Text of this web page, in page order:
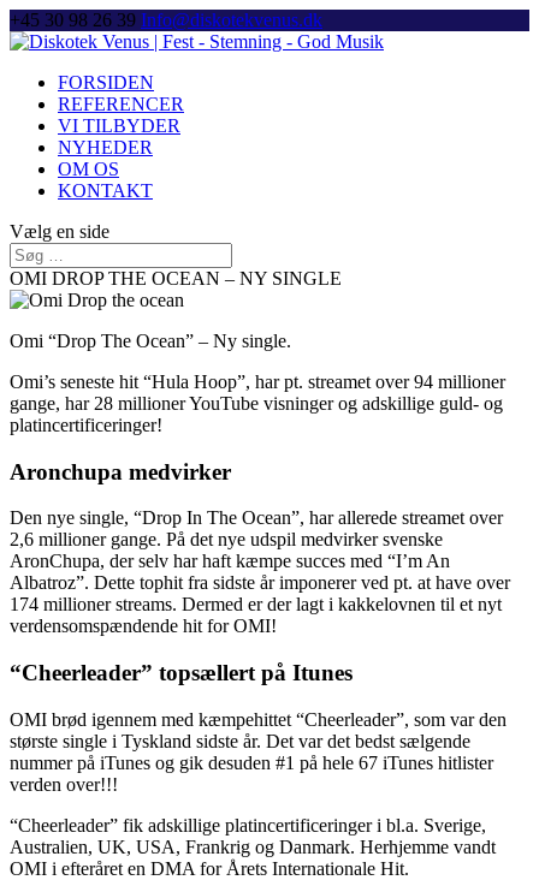
+45 30 98 26 39 Info@diskotekvenus.dk
FORSIDEN
REFERENCER
VI TILBYDER
NYHEDER
OM OS
KONTAKT
Vælg en side
OMI DROP THE OCEAN – NY SINGLE
Omi “Drop The Ocean” – Ny single.
Omi’s seneste hit “Hula Hoop”, har pt. streamet over 94 millioner
gange, har 28 millioner YouTube visninger og adskillige guld- og
platincertificeringer!
Aronchupa medvirker
Den nye single, “Drop In The Ocean”, har allerede streamet over
2,6 millioner gange. På det nye udspil medvirker svenske
AronChupa, der selv har haft kæmpe succes med “I’m An
Albatroz”. Dette tophit fra sidste år imponerer ved pt. at have over
174 millioner streams. Dermed er der lagt i kakkelovnen til et nyt
verdensomspændende hit for OMI!
“Cheerleader” topsællert på Itunes
OMI brød igennem med kæmpehittet “Cheerleader”, som var den
største single i Tyskland sidste år. Det var det bedst sælgende
nummer på iTunes og gik desuden #1 på hele 67 iTunes hitlister
verden over!!!
“Cheerleader” fik adskillige platincertificeringer i bl.a. Sverige,
Australien, UK, USA, Frankrig og Danmark. Herhjemme vandt
OMI i efteråret en DMA for Årets Internationale Hit.